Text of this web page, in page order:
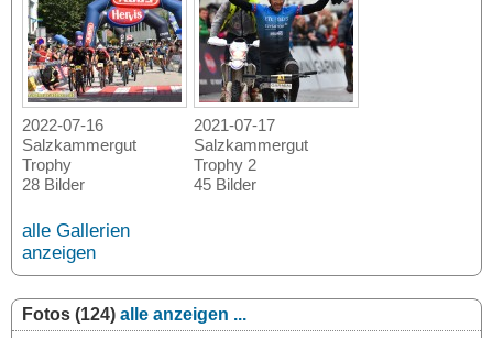
2022-07-16
Salzkammergut
Trophy
28 Bilder
2021-07-17
Salzkammergut
Trophy 2
45 Bilder
alle Gallerien
anzeigen
Fotos (124) alle anzeigen ...